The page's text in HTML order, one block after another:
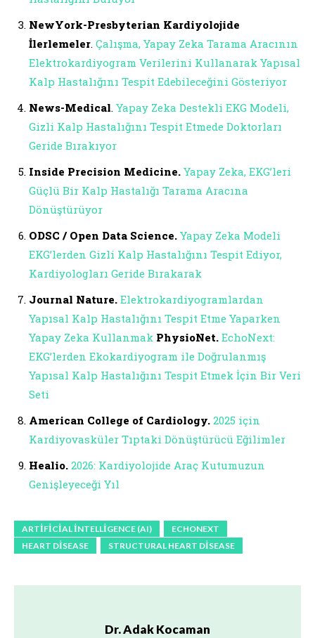
NewYork-Presbyterian Kardiyolojide
İlerlemeler. Çalışma, Yapay Zeka Tarama Aracının
Elektrokardiyogram Verilerini Kullanarak Yapısal
Kalp Hastalığını Tespit Edebileceğini Gösteriyor
News-Medical. Yapay Zeka Destekli EKG Modeli,
Gizli Kalp Hastalığını Tespit Etmede Doktorları
Geride Bırakıyor
Inside Precision Medicine. Yapay Zeka, EKG’leri
Güçlü Bir Kalp Hastalığı Tarama Aracına
Dönüştürüyor
ODSC / Open Data Science. Yapay Zeka Modeli
EKG’lerden Gizli Kalp Hastalığını Tespit Ediyor,
Kardiyologları Geride Bırakarak
Journal Nature. Elektrokardiyogramlardan
Yapısal Kalp Hastalığını Tespit Etme Yaparken
Yapay Zeka Kullanmak PhysioNet. EchoNext:
EKG’lerden Ekokardiyogram ile Doğrulanmış
Yapısal Kalp Hastalığını Tespit Etmek İçin Bir Veri
Seti
American College of Cardiology. 2025 için
Kardiyovasküler Tıptaki Dönüştürücü Eğilimler
Healio. 2026: Kardiyolojide Araç Kutumuzun
Genişleyeceği Yıl
ARTIFICIAL INTELLIGENCE (AI)
ECHONEXT
HEART DISEASE
STRUCTURAL HEART DISEASE
Dr. Adak Kocaman